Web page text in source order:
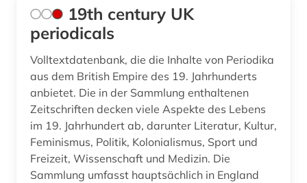
beruf (1)
berufe (1)
berühmte persönlichkeit (1)
besatzung (1)
besatzungspolitik (1)
beschreibung (1)
19th century UK
periodicals
Volltextdatenbank, die die Inhalte von Periodika
aus dem British Empire des 19. Jahrhunderts
anbietet. Die in der Sammlung enthaltenen
Zeitschriften decken viele Aspekte des Lebens
im 19. Jahrhundert ab, darunter Literatur, Kultur,
Feminismus, Politik, Kolonialismus, Sport und
Freizeit, Wissenschaft und Medizin. Die
Sammlung umfasst hauptsächlich in England